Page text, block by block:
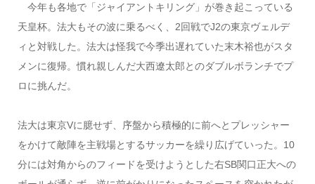
今年も各地で「ジャイアントキリング」が巻き起こっている
天皇杯。法大もその波に乗るべく、2回戦でJ2の東京ヴェルデ
ィと対戦した。法大は怪我で今季出遅れていた末木裕也がスタ
メンに復帰。慣れ親しんだ大西遼太郎とのダブルボランチでプ
ロに挑んだ。
法大は東京Vに臆せず、序盤から積極的に前へとプレッシャー
をかけて敵陣を主戦場とするサッカーを繰り広げていった。10
分には対角からのフィードを受けようとした右SB関口正大への